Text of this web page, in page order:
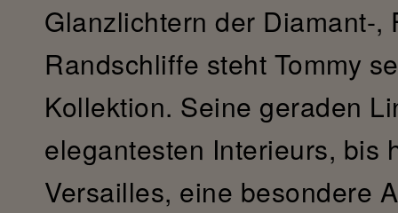
Glanzlichtern der Diamant-,
Randschliffe steht Tommy
Kollektion. Seine geraden
elegantesten Interieurs, bis
Versailles, eine besondere